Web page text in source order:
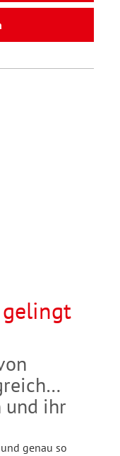
gelingt
und ihr
genau so